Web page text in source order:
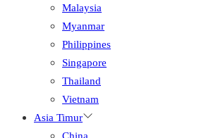
Malaysia
Myanmar
Philippines
Singapore
Thailand
Vietnam
Asia Timur
China